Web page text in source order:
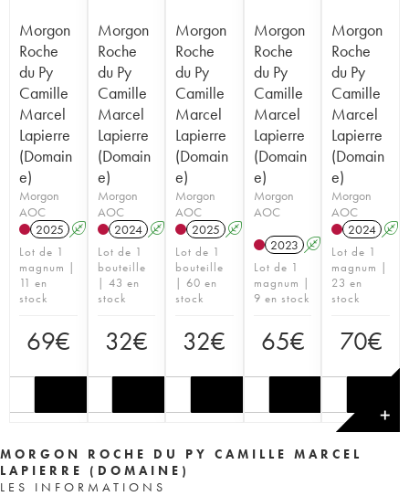
Morgon
Roche
du Py
Camille
Marcel
Lapierre
(Domain
e)
Morgon
AOC
2025 A S
Lot de 1
magnum |
11 en
stock
69€
Morgon
Roche
du Py
Camille
Marcel
Lapierre
(Domain
e)
Morgon
AOC
2024 A S
Lot de 1
bouteille
| 43 en
stock
32€
Morgon
Roche
du Py
Camille
Marcel
Lapierre
(Domain
e)
Morgon
AOC
2025 A
Lot de 1
bouteille
| 60 en
stock
32€
Morgon
Roche
du Py
Camille
Marcel
Lapierre
(Domain
e)
Morgon
AOC
2023 A S
Lot de 1
magnum |
9 en stock
65€
Morgon
Roche
du Py
Camille
Marcel
Lapierre
(Domain
e)
Morgon
AOC
2024 A
Lot de 1
magnum |
23 en
stock
70€
✕
MORGON ROCHE DU PY CAMILLE MARCEL
LAPIERRE (DOMAINE)
LES INFORMATIONS